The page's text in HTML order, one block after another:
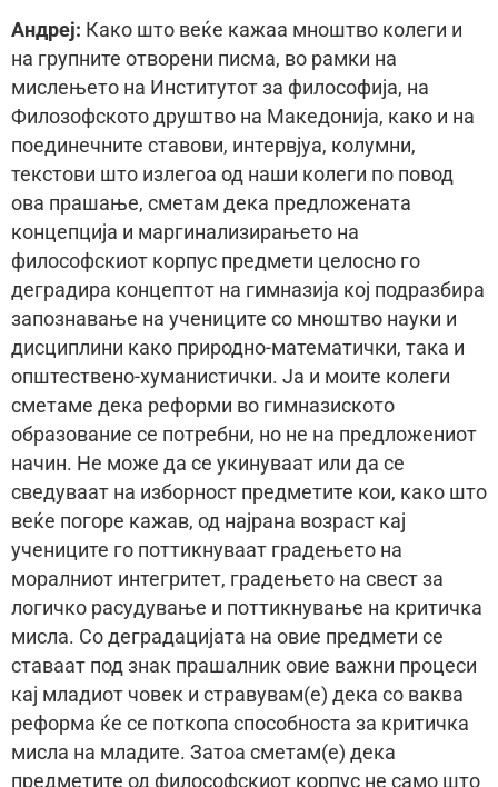
Aндреj: Како што веќе кажаа мноштво колеги и
на групните отворени писма, во рамки на
мислењето на Институтот за философија, на
Филозофското друштво на Македонија, како и на
поединечните ставови, интервјуа, колумни,
текстови што излегоа од наши колеги по повод
ова прашање, сметам дека предложената
концепција и маргинализирањето на
философскиот корпус предмети целосно го
деградира концептот на гимназија кој подразбира
запознавање на учениците со мноштво науки и
дисциплини како природно-математички, така и
општествено-хуманистички. Ја и моите колеги
сметаме дека реформи во гимназиското
образование се потребни, но не на предложениот
начин. Не може да се укинуваат или да се
сведуваат на изборност предметите кои, како што
веќе погоре кажав, од најрана возраст кај
учениците го поттикнуваат градењето на
моралниот интегритет, градењето на свест за
логичко расудување и поттикнување на критичка
мисла. Со деградацијата на овие предмети се
ставаат под знак прашалник овие важни процеси
кај младиот човек и стравувам(е) дека со ваква
реформа ќе се поткопа способноста за критичка
мисла на младите. Затоа сметам(е) дека
предметите од философскиот корпус не само што